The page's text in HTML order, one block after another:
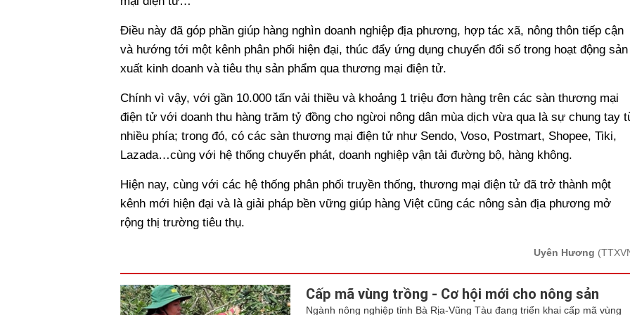
Điều này đã góp phần giúp hàng nghìn doanh nghiệp địa phương, hợp tác xã, nông thôn tiếp cận
và hướng tới một kênh phân phối hiện đại, thúc đẩy ứng dụng chuyển đổi số trong hoạt động sản
xuất kinh doanh và tiêu thụ sản phẩm qua thương mại điện tử.
Chính vì vậy, với gần 10.000 tấn vải thiều và khoảng 1 triệu đơn hàng trên các sàn thương mại
điện tử với doanh thu hàng trăm tỷ đồng cho ngừoi nông dân mùa dịch vừa qua là sự chung tay
nhiều phía; trong đó, có các sàn thương mại điện tử như Sendo, Voso, Postmart, Shopee, Tiki,
Lazada…cùng với hệ thống chuyển phát, doanh nghiệp vận tải đường bộ, hàng không.
Hiện nay, cùng với các hệ thống phân phối truyền thống, thương mại điện tử đã trở thành một
kênh mới hiện đại và là giải pháp bền vững giúp hàng Việt cũng các nông sản địa phương mở
rộng thị trường tiêu thụ.
Uyên Hương
Cấp mã vùng trồng - Cơ hội mới cho nông sản
Ngành nông nghiệp tỉnh Bà Rịa-Vũng Tàu đang triển khai cấp mã vùng